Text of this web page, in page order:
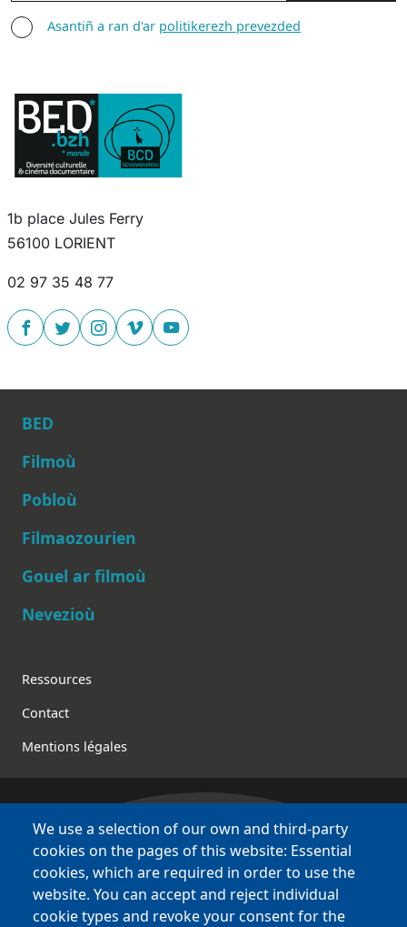
ASANTIÑAsantiñ a ran d'ar politikerezh prevezded
1b place Jules Ferry
56100 LORIENT
02 97 35 48 77
Main navigation
BED
Filmoù
Pobloù
Filmaozourien
Gouel ar filmoù
Nevezioù
Footer
Ressources
Contact
Mentions légales
Bretagne Culture Diversité
des sites variés !
Sites
BCD
Bazhvalan
We use a selection of our own and third-party
cookies on the pages of this website: Essential
cookies, which are required in order to use the
website. You can accept and reject individual
cookie types and revoke your consent for the